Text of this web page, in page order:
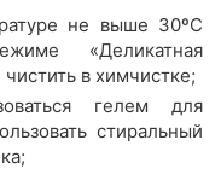
не выше 30ºС
«Деликатная
в химчистке;
гелем для
стиральный